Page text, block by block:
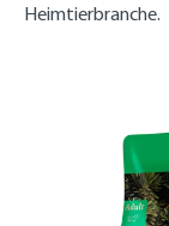
Heimtierbranche.